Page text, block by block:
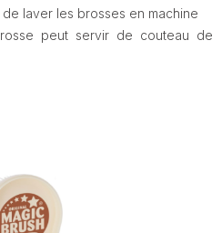
laver les brosses en machine
peut servir de couteau de